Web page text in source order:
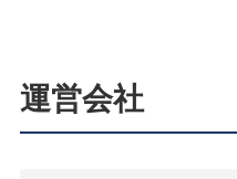
運営会社